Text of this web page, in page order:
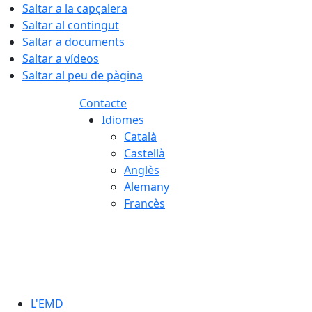
Saltar a la capçalera
Saltar al contingut
Saltar a documents
Saltar a vídeos
Saltar al peu de pàgina
Contacte
Idiomes
Català
Castellà
Anglès
Alemany
Francès
L'EMD